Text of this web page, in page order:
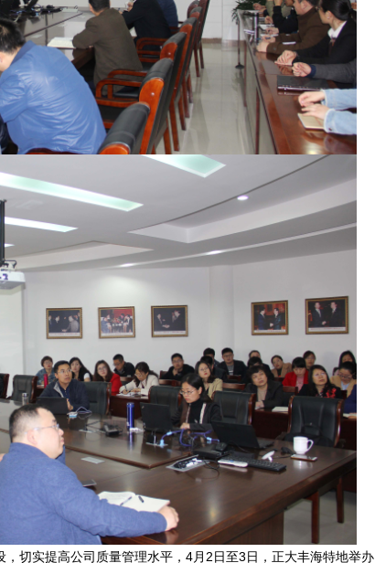
实提高公司质量管理水平，4月2日至3日，正大丰海特地举办